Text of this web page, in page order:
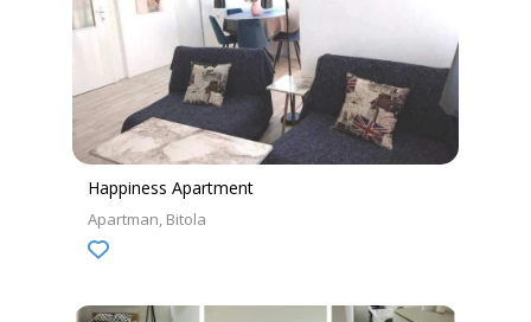
Happiness Apartment
Apartman Bitola